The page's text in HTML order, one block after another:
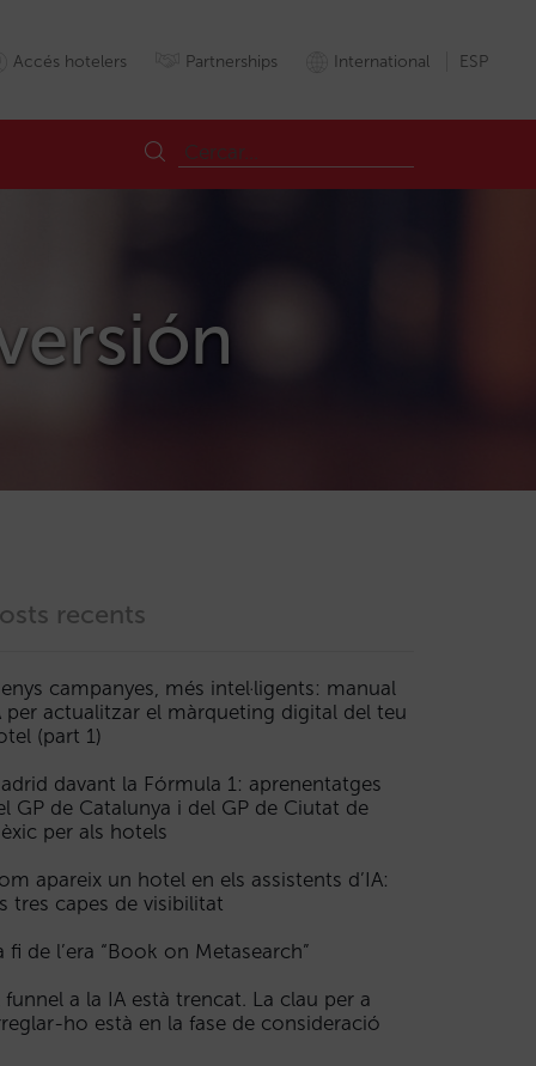
Accés hotelers Partnerships International ESP
recents
campanyes, més intel·ligents: manual
per actualitzar el màrqueting digital del teu
(part 1)
davant la Fórmula 1: aprenentatges
GP de Catalunya i del GP de Ciutat de
per als hotels
apareix un hotel en els assistents d’IA:
tres capes de visibilitat
fi de l’era “Book on Metasearch”
funnel a la IA està trencat. La clau per a
ho està en la fase de consideració